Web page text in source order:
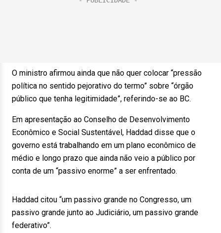
O ministro afirmou ainda que não quer colocar “pressão
política no sentido pejorativo do termo” sobre “órgão
público que tenha legitimidade”, referindo-se ao BC.
Em apresentação ao Conselho de Desenvolvimento
Econômico e Social Sustentável, Haddad disse que o
governo está trabalhando em um plano econômico de
médio e longo prazo que ainda não veio a público por
conta de um “passivo enorme” a ser enfrentado.
Haddad citou “um passivo grande no Congresso, um
passivo grande junto ao Judiciário, um passivo grande
federativo”.